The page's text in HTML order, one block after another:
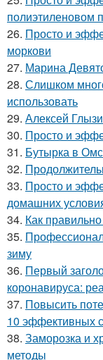
полиэтиленовом
26. Просто и
моркови
27. Марина
28. Слишком
использовать
29. Алексей
30. Просто и
31. Бутырка в
32.
33. Просто и
домашних
34. Как
35.
зиму
36. Первый
коронавируса:
37. Повысить
10 эффективных
38. Заморозка и
методы